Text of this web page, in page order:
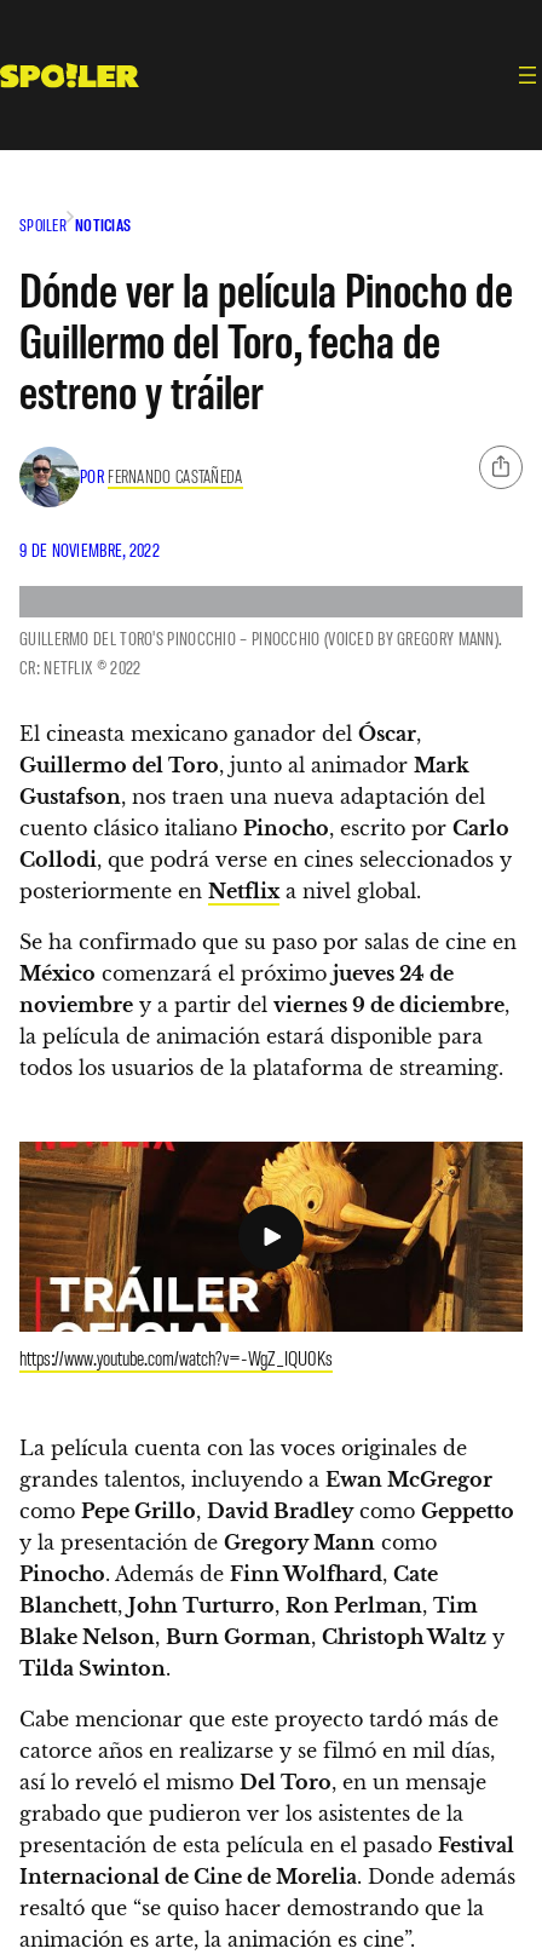
contenido
SPOILER NOTICIAS
Dónde ver la película Pinocho de
Guillermo del Toro, fecha de
estreno y tráiler
POR FERNANDO CASTAÑEDA
9 DE NOVIEMBRE, 2022
GUILLERMO DEL TORO'S PINOCCHIO – PINOCCHIO (VOICED BY GREGORY MANN).
CR: NETFLIX © 2022
El cineasta mexicano ganador del Óscar,
Guillermo del Toro, junto al animador Mark
Gustafson, nos traen una nueva adaptación del
cuento clásico italiano Pinocho, escrito por Carlo
Collodi, que podrá verse en cines seleccionados y
posteriormente en Netflixa nivel global.
Se ha confirmado que su paso por salas de cine en
México comenzará el próximo jueves 24 de
noviembre y a partir del viernes 9 de diciembre,
la película de animación estará disponible para
todos los usuarios de la plataforma de streaming.
https://www.youtube.com/watch?v=-WgZ_IQU0Ks
La película cuenta con las voces originales de
grandes talentos, incluyendo a Ewan McGregor
como Pepe Grillo, David Bradleycomo Geppetto
y la presentación de Gregory Mann como
Pinocho. Además de Finn Wolfhard, Cate
Blanchett, John Turturro, Ron Perlman, Tim
Blake Nelson, Burn Gorman, Christoph Waltz y
Tilda Swinton.
Cabe mencionar que este proyecto tardó más de
catorce años en realizarse y se filmó en mil días,
así lo reveló el mismo Del Toro, en un mensaje
grabado que pudieron ver los asistentes de la
presentación de esta película en el pasado Festival
Internacional de Cine de Morelia. Donde además
resaltó que “se quiso hacer demostrando que la
animación es arte, la animación es cine”.